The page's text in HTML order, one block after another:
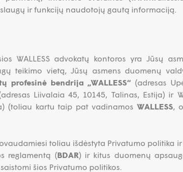
ir funkcijų naudotojų gautą informaciją.
WALLESS advokatų kontoros yra Jūsų
teikimo vietą, Jūsų asmens duomenų
profesinė bendrija „WALLESS“ (adresas
Liivalaia 45, 10145, Talinas, Estija) ir
(toliau kartu taip pat vadinamosWALLESS,
toliau išdėstyta Privatumo politika
reglamentą (BDAR) ir kitus duomenų
šios Privatumo politikos.